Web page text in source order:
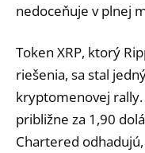
nedoceňuje v plnej
Token XRP, ktorý
riešenia, sa stal
kryptomenovej rally.
približne za 1,90
Chartered